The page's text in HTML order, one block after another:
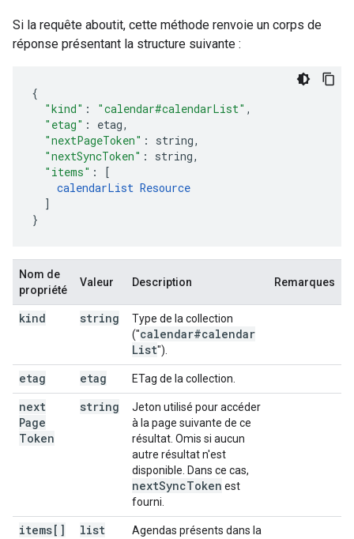
Si la requête aboutit, cette méthode renvoie un corps de
réponse présentant la structure suivante :
"kind" : "calendar#calendarList" ,
"etag" : etag,
"nextPageToken" : string,
"nextSyncToken" : string,
"items" :
[
calendarList Resource
]
}
Nom de
propriété
Valeur Description Remarques
kind string
Type de la collection
("calendar#calendar
List").
etag etag ETag de la collection.
next
Page
Token
string
Jeton utilisé pour accéder
à la page suivante de ce
résultat. Omis si aucun
autre résultat n'est
disponible. Dans ce cas,
nextSyncToken est
fourni.
items[] list
Agendas présents dans la